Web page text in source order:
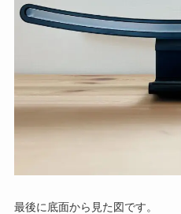
最後に底面から見た図です。